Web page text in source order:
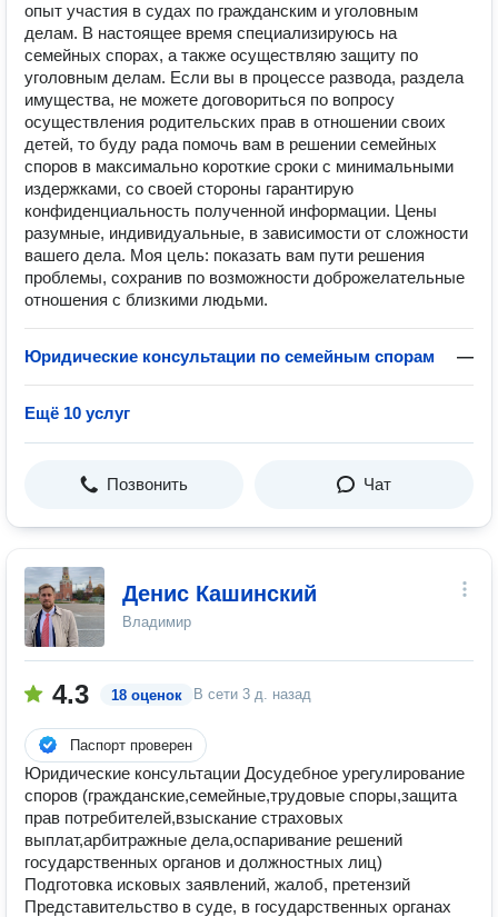
опыт участия в судах по гражданским и уголовным
делам. В настоящее время специализируюсь на
семейных спорах, а также осуществляю защиту по
уголовным делам. Если вы в процессе развода, раздела
имущества, не можете договориться по вопросу
осуществления родительских прав в отношении своих
детей, то буду рада помочь вам в решении семейных
споров в максимально короткие сроки с минимальными
издержками, со своей стороны гарантирую
конфиденциальность полученной информации. Цены
разумные, индивидуальные, в зависимости от сложности
вашего дела. Моя цель: показать вам пути решения
проблемы, сохранив по возможности доброжелательные
отношения с близкими людьми.
Юридические консультации по семейным спорам —
Ещё 10 услуг
Позвонить Чат
Денис Кашинский
Владимир
4.3 18 оценок В сети 3 д. назад
Паспорт проверен
Юридические консультации Досудебное урегулирование
споров (гражданские,семейные,трудовые споры,защита
прав потребителей,взыскание страховых
выплат,арбитражные дела,оспаривание решений
государственных органов и должностных лиц)
Подготовка исковых заявлений, жалоб, претензий
Представительство в суде, в государственных органах